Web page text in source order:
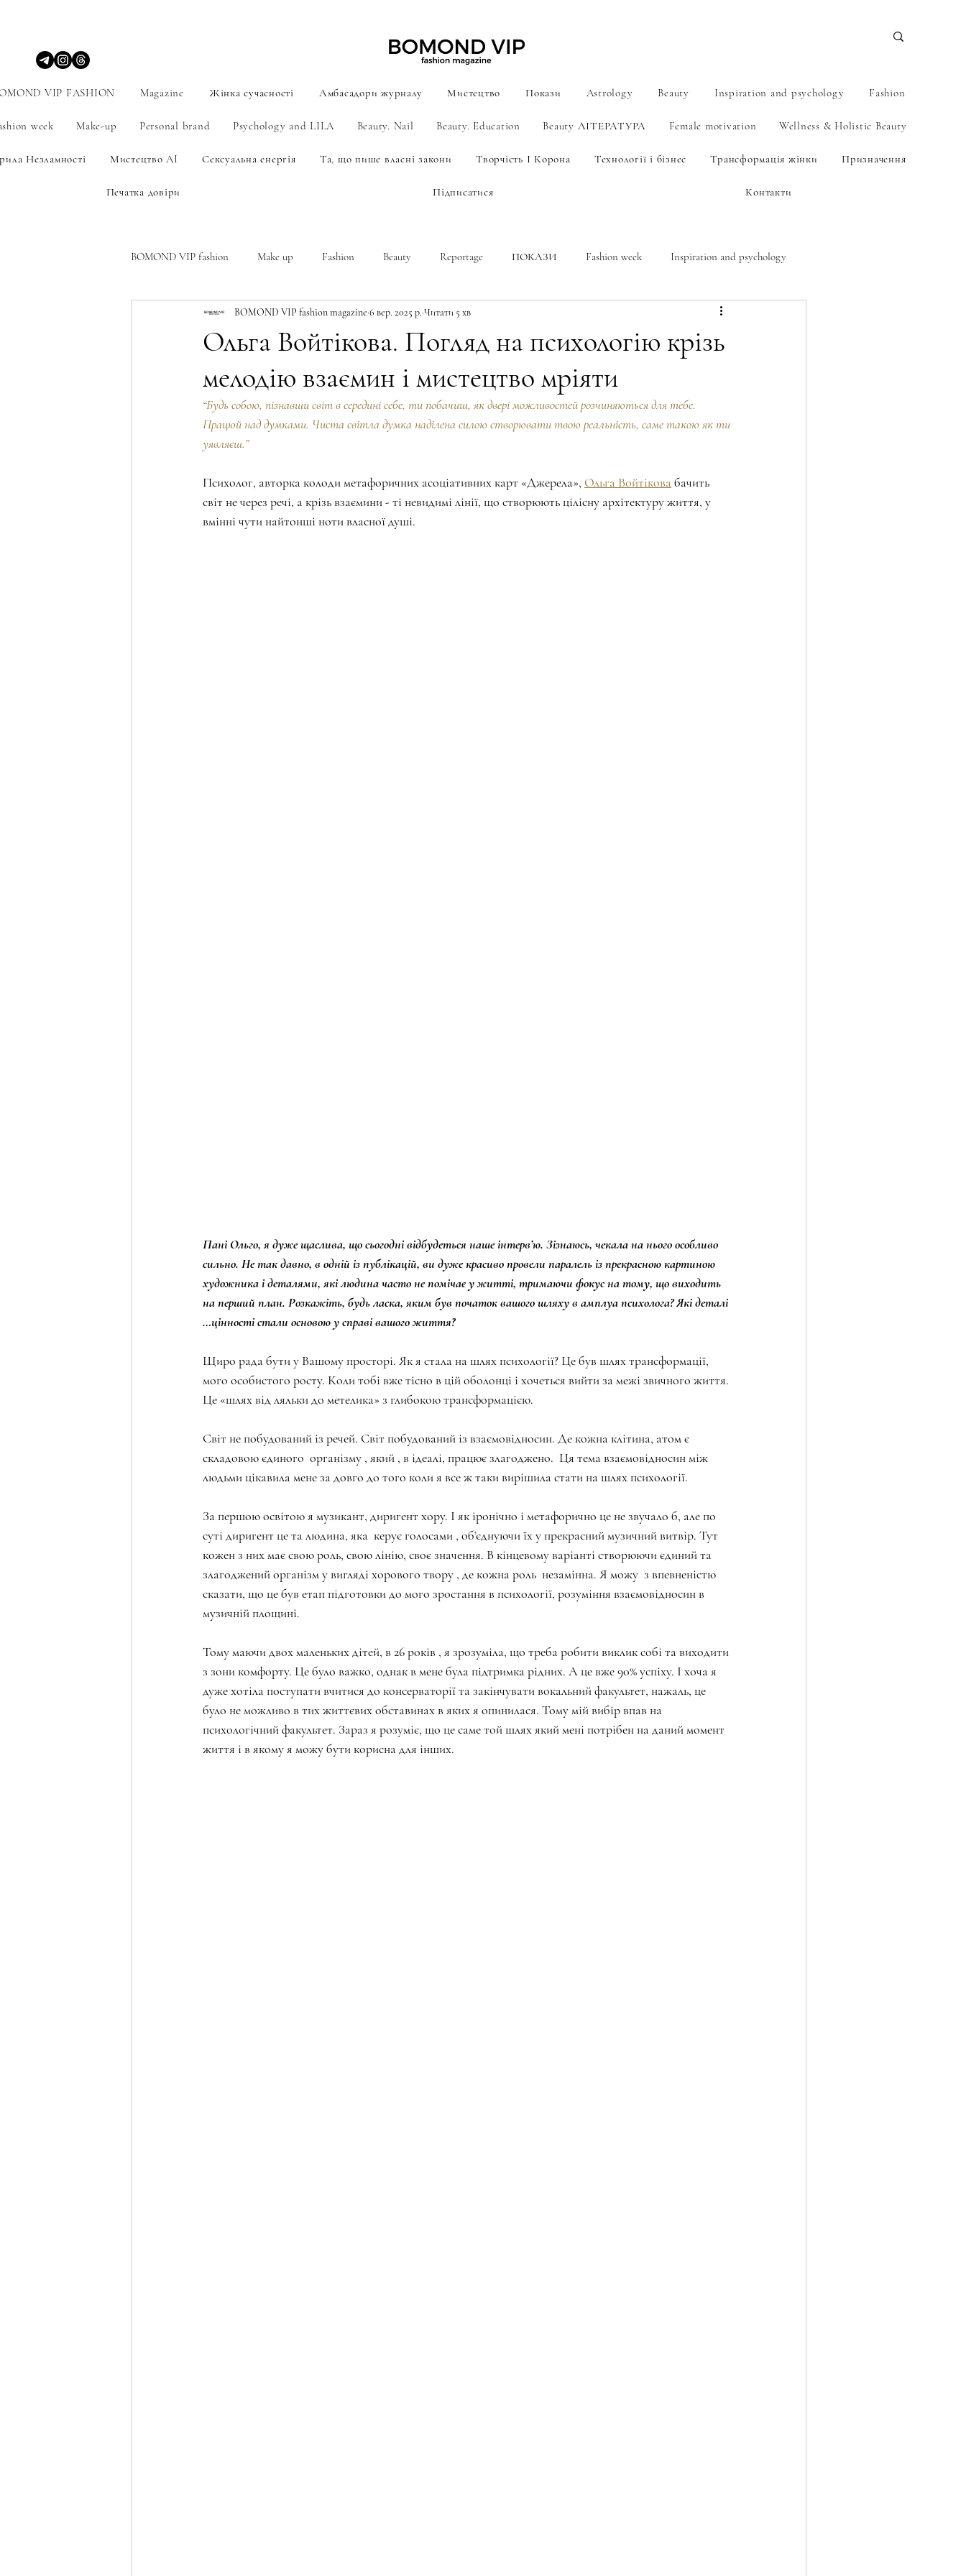
VIP FASHION Magazine Жінка сучасності Амбасадори журналу Мистецтво Покази Astrology Beauty Inspiration and psychology Fashion
week Make-up Personal brand Psychology and LILA Beauty. Nail Beauty. Education Beauty ЛІТЕРАТУРА Female motivation Wellness & Holistic Beauty
Незламності Мистецтво AI Сексуальна енергія Та, що пише власні закони Творчість І Корона Технології і бізнес Трансформація жінки Призначення
Печатка довіри Підписатися Контакти
BOMOND VIP fashion Make up Fashion Beauty Reportage ПОКАЗИ Fashion week Inspiration and psychology
Мистецтво Personal brand A new era of men's fashion Astrology
BEAUTY. EDUCATION КРИЛА НЕЗЛАМНОСТІ
Wellness & Holistic Beauty Column BEAUTY ЛІТЕРАТУРА ТВОРЧІСТЬ І КОРОНА Та, що пише власні закони
Female motivation Сексуальна енергія ПЕЧАТКА ДОВІРИ Жінка сучасності
Ольга Войтікова. Погляд на психологію крізь
мелодію взаємин і мистецтво мріяти
BOMOND VIP fashion magazine 6 вер. 2025 р. Читати 5 хв
“Будь собою, пізнавши світ в середині себе, ти побачиш, як двері можливостей розчиняються для тебе.
Працюй над думками. Чиста світла думка наділена силою створювати твою реальність, саме такою як ти
уявляєш.”
Психолог, авторка колоди метафоричних асоціативних карт «Джерела», Ольга Войтікова бачить
світ не через речі, а крізь взаємини - ті невидимі лінії, що створюють цілісну архітектуру життя, у
вмінні чути найтонші ноти власної душі.
Пані Ольго, я дуже щаслива, що сьогодні відбудеться наше інтервʼю. Зізнаюсь, чекала на нього особливо
сильно. Не так давно, в одній із публікацій, ви дуже красиво провели паралель із прекрасною картиною
художника і деталями, які людина часто не помічає у житті, тримаючи фокус на тому, що виходить
на перший план. Розкажіть, будь ласка, яким був початок вашого шляху в амплуа психолога? Які деталі
…цінності стали основою у справі вашого життя?
Щиро рада бути у Вашому просторі. Як я стала на шлях психології? Це був шлях трансформації,
мого особистого росту. Коли тобі вже тісно в цій оболонці і хочеться вийти за межі звичного життя.
Це «шлях від ляльки до метелика» з глибокою трансформацією.
Світ не побудований із речей. Світ побудований із взаємовідносин. Де кожна клітина, атом є
складовою єдиного  організму , який , в ідеалі, працює злагоджено.  Ця тема взаємовідносин між
людьми цікавила мене за довго до того коли я все ж таки вирішила стати на шлях психології.
За першою освітою я музикант, диригент хору. І як іронічно і метафорично це не звучало б, але по
суті диригент це та людина, яка  керує голосами , об’єднуючи їх у прекрасний музичний витвір. Тут
кожен з них має свою роль, свою лінію, своє значення. В кінцевому варіанті створюючи єдиний та
злагоджений організм у вигляді хорового твору , де кожна роль  незамінна. Я можу  з впевненістю
сказати, що це був етап підготовки до мого зростання в психології, розуміння взаємовідносин в
музичній площині.
Тому маючи двох маленьких дітей, в 26 років , я зрозуміла, що треба робити виклик собі та виходити
з зони комфорту. Це було важко, однак в мене була підтримка рідних. А це вже 90% успіху. І хоча я
дуже хотіла поступати вчитися до консерваторії та закінчувати вокальний факультет, нажаль, це
було не можливо в тих життєвих обставинах в яких я опинилася. Тому мій вибір впав на
психологічний факультет. Зараз я розуміє, що це саме той шлях який мені потрібен на даний момент
життя і в якому я можу бути корисна для інших.